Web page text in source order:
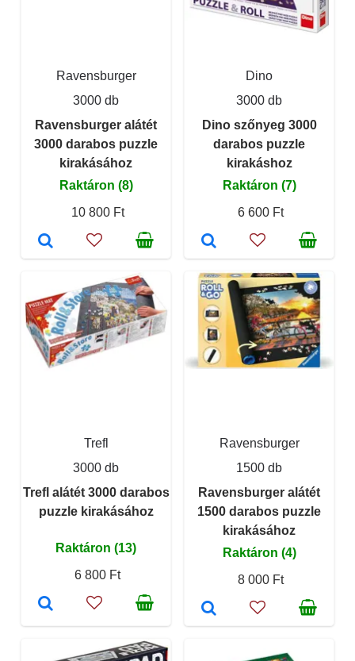
Ravensburger
3000 db
Ravensburger alátét
3000 darabos puzzle
kirakásához
Raktáron (8)
10 800 Ft
Dino
3000 db
Dino szőnyeg 3000
darabos puzzle
kirakáshoz
Raktáron (7)
6 600 Ft
Trefl
3000 db
Trefl alátét 3000 darabos
puzzle kirakásához
Raktáron (13)
6 800 Ft
Ravensburger
1500 db
Ravensburger alátét
1500 darabos puzzle
kirakásához
Raktáron (4)
8 000 Ft